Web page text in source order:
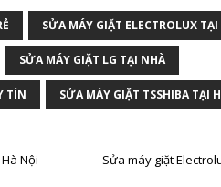
SỬA MÁY GIẶT ELECTROLUX
SỬA MÁY GIẶT LG TẠI NHÀ
TÍN SỬA MÁY GIẶT TSSHIBA TẠI
Nội
Sửa máy giặt